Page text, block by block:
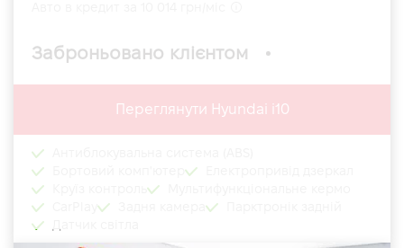
Заброньовано клієнтом
Переглянути Hyundai i10